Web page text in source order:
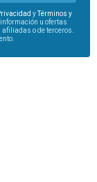
yTérminos y
u ofertas
o de terceros.